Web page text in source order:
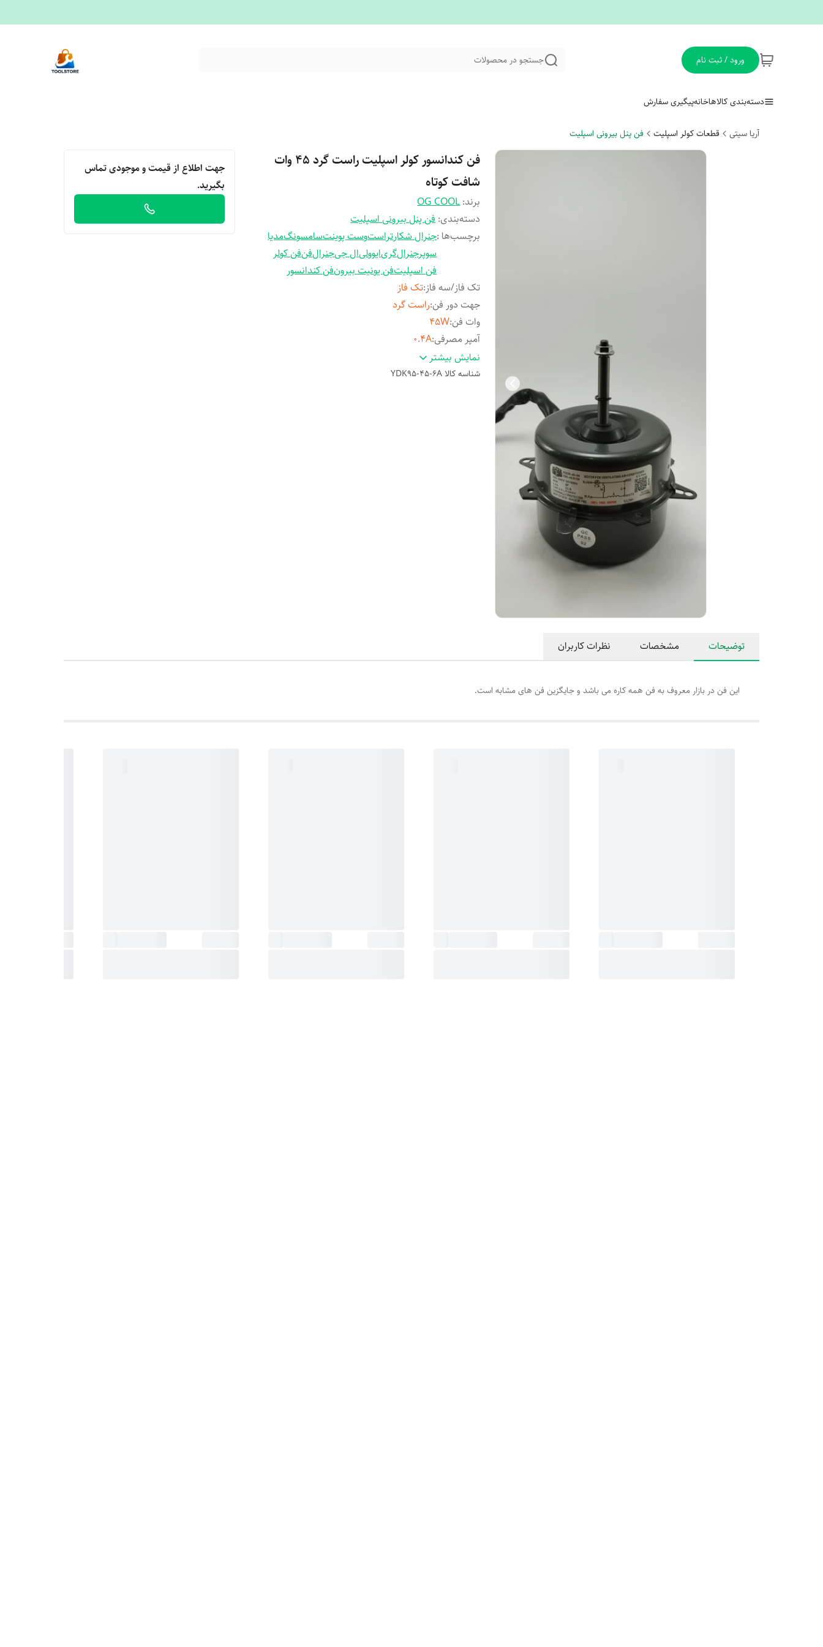
ورود / ثبت نام جستجو در محصولات
دسته‌بندی کالاهاخانهپیگیری سفارش
آریا سیتی قطعات کولر اسپلیت فن پنل بیرونی اسپلیت
فن کندانسور کولر اسپلیت راست گرد 45 وات
شافت کوتاه
برند:OG COOL
دسته‌بندی:فن پنل بیرونی اسپلیت
برچسب‌ها :جنرال شکارتراستوست پوینتسامسونگمدیا
سوپرجنرالگریایوولیال جیجنرالفنفن کولر
فن اسپلیتفن یونیت بیرونفن کندانسور
تک فاز/سه فاز:تک فاز
جهت دور فن:راست گرد
وات فن:
45W
آمپر مصرفی:
0.4A
طول شفت بدون گردگیر
قطر شفت :8mm یا 0.31in
نمایش بیشتر
شناسه کالا YDK95-45-6A
جهت اطلاع از قیمت و موجودی تماس
بگیرید.
توضیحات مشخصات نظرات کاربران
این فن در بازار معروف به فن همه کاره می باشد و جایگزین فن های مشابه است.